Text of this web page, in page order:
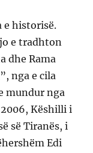
e historisë.
e tradhton
dhe Rama
nga e cila
mundur nga
2006, Këshilli i
së Tiranës, i
Edi